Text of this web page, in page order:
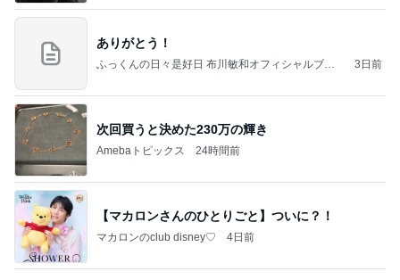
ありがとう！
ふっくんの日々是好日 布川敏和オフィシャルブロ
3日前
次回買うと決めた230万の輝き
Amebaトピックス 24時間前
【マカロンさんのひとりごと】ついに？！
マカロンのclub disney♡ 4日前